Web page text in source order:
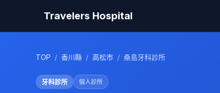
Travelers Hospital
TOP / 香川縣 / 高松市 / 桑島牙科診所
牙科診所 個人診所